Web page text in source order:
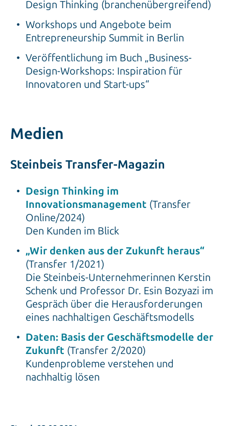
Design Thinking (branchenübergreifend)
Workshops und Angebote beim
Entrepreneurship Summit in Berlin
Veröffentlichung im Buch „Business-
Design-Workshops: Inspiration für
Innovatoren und Start-ups“
Medien
Steinbeis Transfer-Magazin
Design Thinking im
Innovationsmanagement (Transfer
Online/2024)
Den Kunden im Blick
„Wir denken aus der Zukunft heraus“
(Transfer 1/2021)
Die Steinbeis-Unternehmerinnen Kerstin
Schenk und Professor Dr. Esin Bozyazi im
Gespräch über die Herausforderungen
eines nachhaltigen Geschäftsmodells
Daten: Basis der Geschäftsmodelle der
Zukunft (Transfer 2/2020)
Kundenprobleme verstehen und
nachhaltig lösen